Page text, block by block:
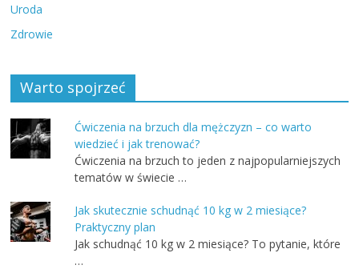
Uroda
Zdrowie
Warto spojrzeć
Ćwiczenia na brzuch dla mężczyzn – co warto
wiedzieć i jak trenować?
Ćwiczenia na brzuch to jeden z najpopularniejszych
tematów w świecie …
Jak skutecznie schudnąć 10 kg w 2 miesiące?
Praktyczny plan
Jak schudnąć 10 kg w 2 miesiące? To pytanie, które
…